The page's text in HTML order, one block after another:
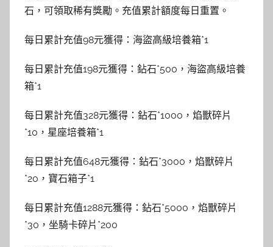
石，可領取稀有獎勵。充值累計額度每日重置。
每日累計充值98元獲得：海盜高級培養箱*1
每日累計充值198元獲得：鉆石*500，海盜高級培養
箱*1
每日累計充值328元獲得：鉆石*1000，焰獸碎片
*10，星座培養箱*1
每日累計充值648元獲得：鉆石*3000，焰獸碎片
*20，寶石箱子*1
每日累計充值1288元獲得：鉆石*5000，焰獸碎片
*30，坐騎卡碎片*200